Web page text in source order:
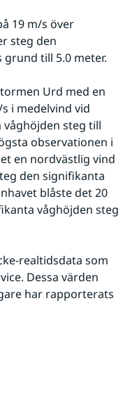
19 m/s över
steg den
till 5.0 meter.
Urd med en
i medelvind vid
steg till
observationen i
en nordvästlig vind
den signifikanta
blåste det 20
våghöjden steg
realtidsdata som
Dessa värden
har rapporterats